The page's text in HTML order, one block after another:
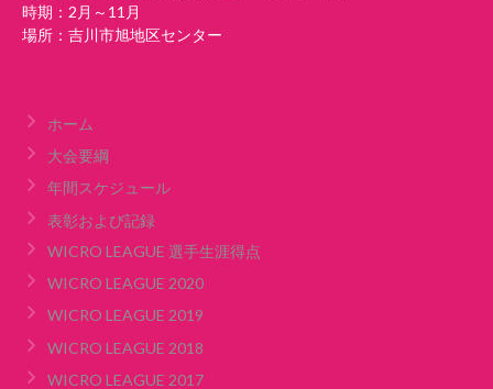
時期：2月～11月
場所：吉川市旭地区センター
ホーム
大会要綱
年間スケジュール
表彰および記録
WICRO LEAGUE 選手生涯得点
WICRO LEAGUE 2020
WICRO LEAGUE 2019
WICRO LEAGUE 2018
WICRO LEAGUE 2017